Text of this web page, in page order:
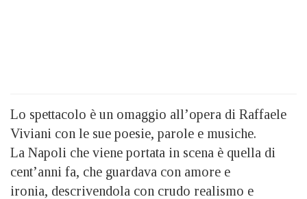
Lo spettacolo è un omaggio all’opera di Raffaele
Viviani con le sue poesie, parole e musiche.
La Napoli che viene portata in scena è quella di
cent’anni fa, che guardava con amore e
ironia, descrivendola con crudo realismo e